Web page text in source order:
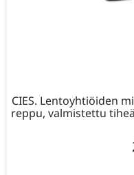
CIES. Lentoyhtiöiden
reppu, valmistettu